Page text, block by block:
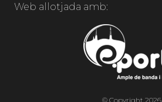
Web allotjada amb:
© Copyright 2026